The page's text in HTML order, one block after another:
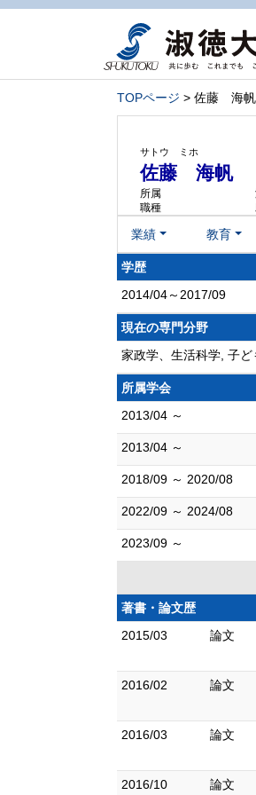
TOPページ > 佐藤 海帆
サトウ ミホ
佐藤 海帆
所属
職種
業績 教育
学歴
2014/04～2017/09
現在の専門分野
家政学、生活科学, 子
所属学会
2013/04 ～
2013/04 ～
2018/09 ～ 2020/08
2022/09 ～ 2024/08
2023/09 ～
著書・論文歴
2015/03
論文
2016/02 論文
2016/03 論文
2016/10 論文